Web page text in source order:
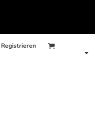
Registrieren